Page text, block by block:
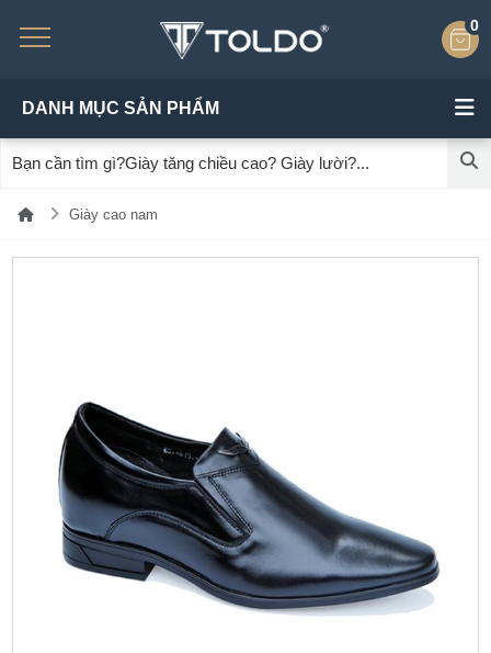
0
DANH MỤC SẢN PHẨM
Giày cao nam